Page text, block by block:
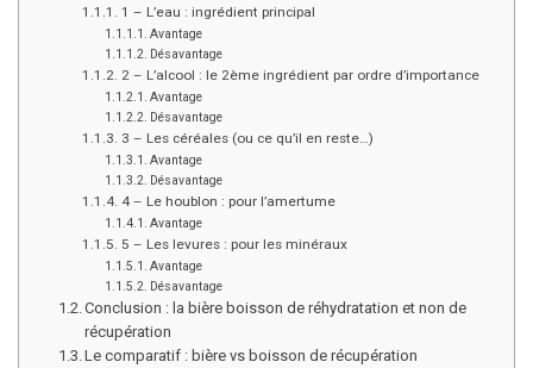
1 – L’eau : ingrédient principal
Avantage
Désavantage
2 – L’alcool : le 2ème ingrédient par ordre d’importance
Avantage
Désavantage
3 – Les céréales (ou ce qu’il en reste…)
Avantage
Désavantage
4 – Le houblon : pour l’amertume
Avantage
5 – Les levures : pour les minéraux
Avantage
Désavantage
Conclusion : la bière boisson de réhydratation et non de
récupération
Le comparatif : bière vs boisson de récupération